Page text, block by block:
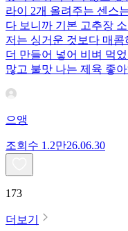
라이 2개 올려주는 센스
다 보니까 기본 고추장
저는 싱거운 것보다 매
더 만들어 넣어 비벼 먹
많고 불맛 나는 제육 좋
으앵
조회수 1.2만26.06.30
173
더보기